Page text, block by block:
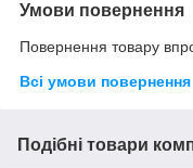
Умови повернення
Повернення товару
Всі умови повернення
Подібні товари